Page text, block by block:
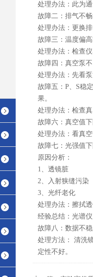
处理办法：此为
故障二：排气不
处理办法：更换
故障三：温度偏
处理办法：检查
故障四： 真空泵
处理办法：先看
故障五： P、 S稳
果。
处理办法： 检查
故障六：真空值
处理办法：看真
故障七：光强值
原因分析：
1、 透镜脏
2、
入射狭缝污染
3、光纤老化
处理办法：擦拭
经验总结：光谱
故障八：数据不
处理方法： 清洗
定性不好。